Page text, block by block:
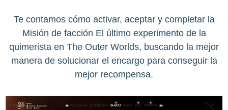
Te contamos cómo activar, aceptar y completar la
Misión de facción El último experimento de la
quimerista en The Outer Worlds, buscando la mejor
manera de solucionar el encargo para conseguir la
mejor recompensa.